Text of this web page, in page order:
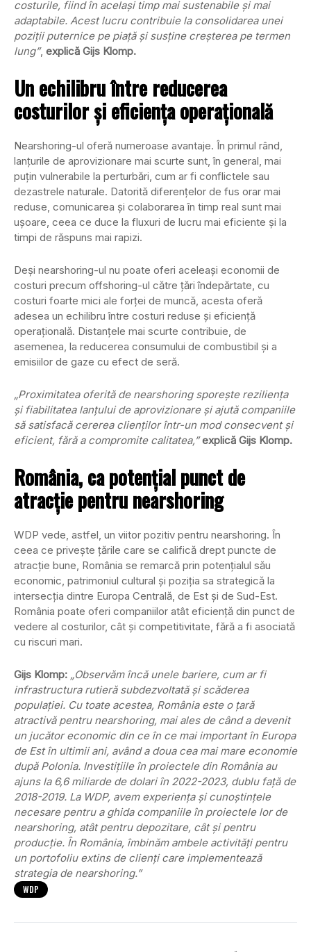
costurile, fiind în același timp mai sustenabile și mai
adaptabile. Acest lucru contribuie la consolidarea unei
poziții puternice pe piață și susține creșterea pe termen
lung”, explică Gijs Klomp.
Un echilibru între reducerea
costurilor și eficiența operațională
Nearshoring-ul oferă numeroase avantaje. În primul rând,
lanțurile de aprovizionare mai scurte sunt, în general, mai
puțin vulnerabile la perturbări, cum ar fi conflictele sau
dezastrele naturale. Datorită diferențelor de fus orar mai
reduse, comunicarea și colaborarea în timp real sunt mai
ușoare, ceea ce duce la fluxuri de lucru mai eficiente și la
timpi de răspuns mai rapizi.
Deși nearshoring-ul nu poate oferi aceleași economii de
costuri precum offshoring-ul către țări îndepărtate, cu
costuri foarte mici ale forței de muncă, acesta oferă
adesea un echilibru între costuri reduse și eficiență
operațională. Distanțele mai scurte contribuie, de
asemenea, la reducerea consumului de combustibil și a
emisiilor de gaze cu efect de seră.
„Proximitatea oferită de nearshoring sporește reziliența
și fiabilitatea lanțului de aprovizionare și ajută companiile
să satisfacă cererea clienților într-un mod consecvent și
eficient, fără a compromite calitatea,” explică Gijs Klomp.
România, ca potențial punct de
atracție pentru nearshoring
WDP vede, astfel, un viitor pozitiv pentru nearshoring. În
ceea ce privește țările care se califică drept puncte de
atracție bune, România se remarcă prin potențialul său
economic, patrimoniul cultural și poziția sa strategică la
intersecția dintre Europa Centrală, de Est și de Sud-Est.
România poate oferi companiilor atât eficiență din punct de
vedere al costurilor, cât și competitivitate, fără a fi asociată
cu riscuri mari.
Gijs Klomp: „Observăm încă unele bariere, cum ar fi
infrastructura rutieră subdezvoltată și scăderea
populației. Cu toate acestea, România este o țară
atractivă pentru nearshoring, mai ales de când a devenit
un jucător economic din ce în ce mai important în Europa
de Est în ultimii ani, având a doua cea mai mare economie
după Polonia. Investițiile în proiectele din România au
ajuns la 6,6 miliarde de dolari în 2022-2023, dublu față de
2018-2019. La WDP, avem experiența și cunoștințele
necesare pentru a ghida companiile în proiectele lor de
nearshoring, atât pentru depozitare, cât și pentru
producție. În România, îmbinăm ambele activități pentru
un portofoliu extins de clienți care implementează
strategia de nearshoring.”
WDP